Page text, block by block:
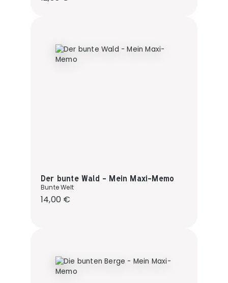
Der bunte Wald - Mein Maxi-Memo
Bunte Welt
Regulärer Preis:
14,00 €